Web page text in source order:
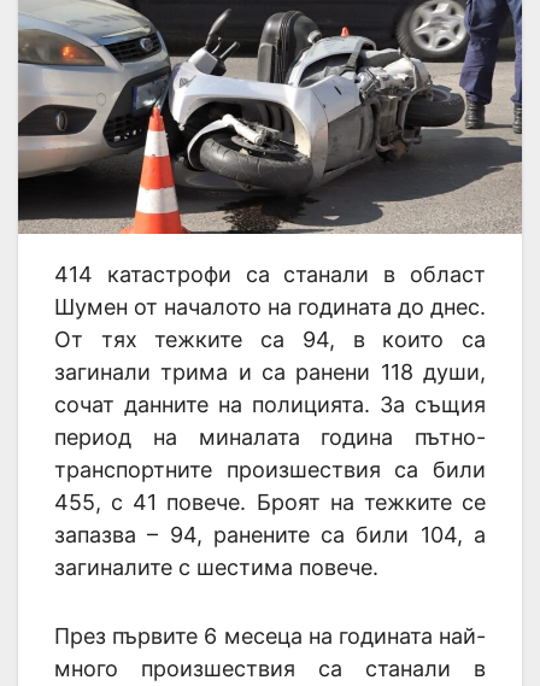
414 катастрофи са станали в област
Шумен от началото на годината до днес.
От тях тежките са 94, в които са
загинали трима и са ранени 118 души,
сочат данните на полицията. За същия
период на миналата година пътно-
транспортните произшествия са били
455, с 41 повече. Броят на тежките се
запазва – 94, ранените са били 104, а
загиналите с шестима повече.
През първите 6 месеца на годината най-
много произшествия са станали в